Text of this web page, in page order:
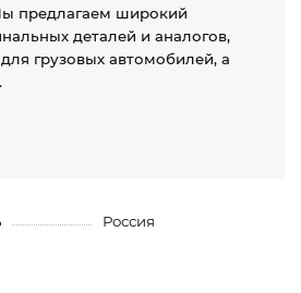
предлагаем широкий
деталей и аналогов,
грузовых автомобилей, а
Россия